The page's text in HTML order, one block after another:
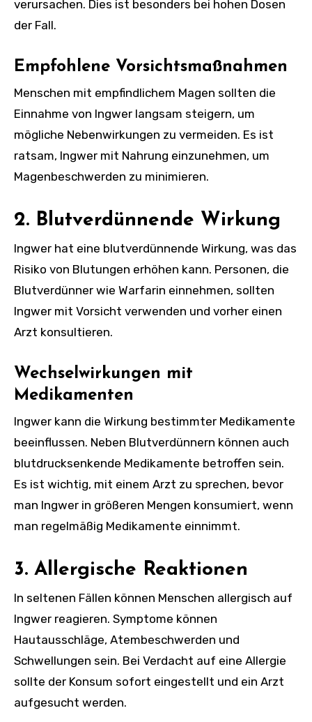
verursachen. Dies ist besonders bei hohen Dosen
der Fall.
Empfohlene Vorsichtsmaßnahmen
Menschen mit empfindlichem Magen sollten die
Einnahme von Ingwer langsam steigern, um
mögliche Nebenwirkungen zu vermeiden. Es ist
ratsam, Ingwer mit Nahrung einzunehmen, um
Magenbeschwerden zu minimieren.
2. Blutverdünnende Wirkung
Ingwer hat eine blutverdünnende Wirkung, was das
Risiko von Blutungen erhöhen kann. Personen, die
Blutverdünner wie Warfarin einnehmen, sollten
Ingwer mit Vorsicht verwenden und vorher einen
Arzt konsultieren.
Wechselwirkungen mit
Medikamenten
Ingwer kann die Wirkung bestimmter Medikamente
beeinflussen. Neben Blutverdünnern können auch
blutdrucksenkende Medikamente betroffen sein.
Es ist wichtig, mit einem Arzt zu sprechen, bevor
man Ingwer in größeren Mengen konsumiert, wenn
man regelmäßig Medikamente einnimmt.
3. Allergische Reaktionen
In seltenen Fällen können Menschen allergisch auf
Ingwer reagieren. Symptome können
Hautausschläge, Atembeschwerden und
Schwellungen sein. Bei Verdacht auf eine Allergie
sollte der Konsum sofort eingestellt und ein Arzt
aufgesucht werden.